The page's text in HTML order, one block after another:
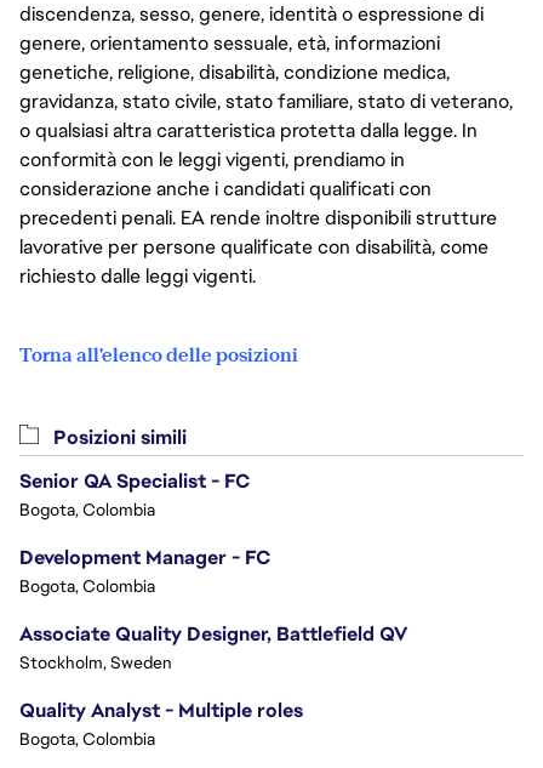
discendenza, sesso, genere, identità o espressione di
genere, orientamento sessuale, età, informazioni
genetiche, religione, disabilità, condizione medica,
gravidanza, stato civile, stato familiare, stato di veterano,
o qualsiasi altra caratteristica protetta dalla legge. In
conformità con le leggi vigenti, prendiamo in
considerazione anche i candidati qualificati con
precedenti penali. EA rende inoltre disponibili strutture
lavorative per persone qualificate con disabilità, come
richiesto dalle leggi vigenti.
Torna all'elenco delle posizioni
Posizioni simili
Senior QA Specialist - FC
Bogota, Colombia
Development Manager - FC
Bogota, Colombia
Associate Quality Designer, Battlefield QV
Stockholm, Sweden
Quality Analyst - Multiple roles
Bogota, Colombia